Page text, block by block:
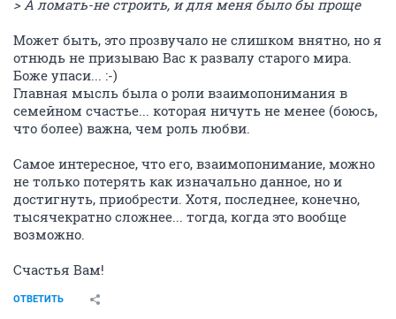
> А ломать-не строить, и для меня было бы проще
Может быть, это прозвучало не слишком внятно, но я
отнюдь не призываю Вас к развалу старого мира.
Боже упаси... :-)
Главная мысль была о роли взаимопонимания в
семейном счастье... которая ничуть не менее (боюсь,
что более) важна, чем роль любви.
Самое интересное, что его, взаимопонимание, можно
не только потерять как изначально данное, но и
достигнуть, приобрести. Хотя, последнее, конечно,
тысячекратно сложнее... тогда, когда это вообще
возможно.
Счастья Вам!
ОТВЕТИТЬ